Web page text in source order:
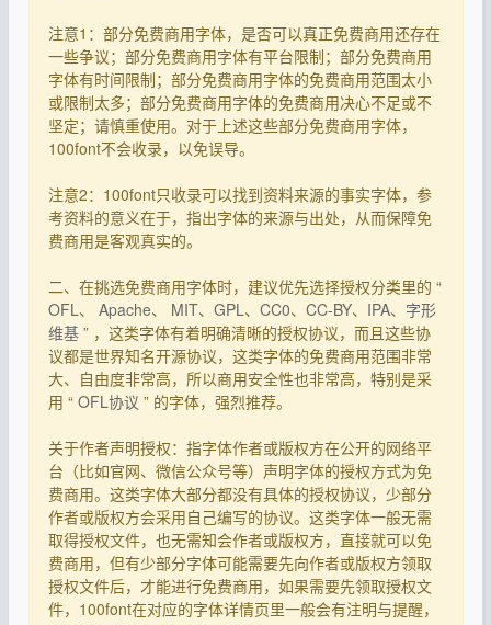
注意1：部分免费商用字体，是否可以真正免费商用还存在
一些争议；部分免费商用字体有平台限制；部分免费商用
字体有时间限制；部分免费商用字体的免费商用范围太小
或限制太多；部分免费商用字体的免费商用决心不足或不
坚定；请慎重使用。对于上述这些部分免费商用字体，
100font不会收录，以免误导。
注意2：100font只收录可以找到资料来源的事实字体，参
考资料的意义在于，指出字体的来源与出处，从而保障免
费商用是客观真实的。
二、在挑选免费商用字体时，建议优先选择授权分类里的 “
OFL、 Apache、 MIT、 GPL、 CC0、 CC-BY、 IPA、 字形
维基 ” ，这类字体有着明确清晰的授权协议，而且这些协
议都是世界知名开源协议，这类字体的免费商用范围非常
大、自由度非常高，所以商用安全性也非常高，特别是采
用 “ OFL协议 ” 的字体，强烈推荐。
关于作者声明授权：指字体作者或版权方在公开的网络平
台（比如官网、微信公众号等）声明字体的授权方式为免
费商用。这类字体大部分都没有具体的授权协议，少部分
作者或版权方会采用自己编写的协议。这类字体一般无需
取得授权文件，也无需知会作者或版权方，直接就可以免
费商用，但有少部分字体可能需要先向作者或版权方领取
授权文件后，才能进行免费商用，如果需要先领取授权文
件，100font在对应的字体详情页里一般会有注明与提醒，